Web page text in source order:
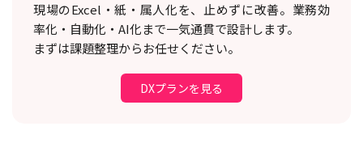
現場のExcel・紙・属人化を、止めずに改善。 業務効
率化・自動化・AI化まで一気通貫で設計します。
まずは課題整理からお任せください。
DXプランを見る